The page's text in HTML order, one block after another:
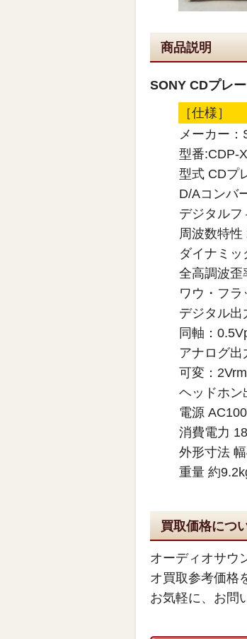
商品説明
SONY CDプレ
［仕様］
メーカー：
型番:CDP-
型式 CDプ
D/Aコンバ
デジタルフ
周波数特
ダイナミッ
全高調波歪
ワウ・フラ
デジタル出
同軸：
アナログ出
可変：
ヘッドホン
電源
消費電力
外形寸法
重量 約
買取価格につ
オーディオサウ
オ買取参考価格
お気軽に、お問